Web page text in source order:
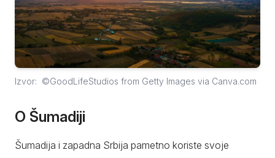
Izvor: ©GoodLifeStudios from Getty Images via Canva.com
O Šumadiji
Šumadija i zapadna Srbija pametno koriste svoje